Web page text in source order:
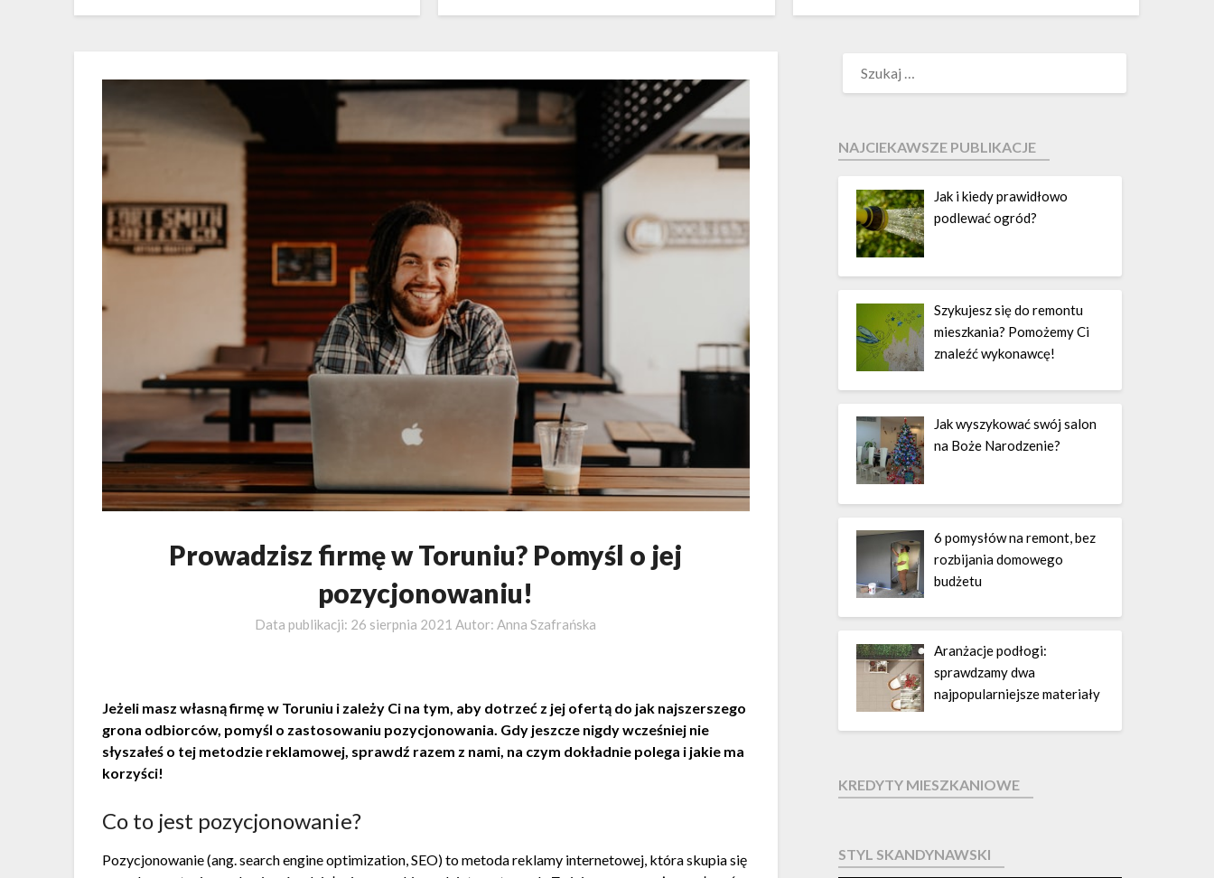
Prowadzisz firmę w Toruniu? Pomyśl o jej
pozycjonowaniu!
Data publikacji: 26 sierpnia 2021 Autor:Anna Szafrańska
Jeżeli masz własną firmę w Toruniu i zależy Ci na tym, aby dotrzeć z jej ofertą do jak najszerszego
grona odbiorców, pomyśl o zastosowaniu pozycjonowania. Gdy jeszcze nigdy wcześniej nie
słyszałeś o tej metodzie reklamowej, sprawdź razem z nami, na czym dokładnie polega i jakie ma
korzyści!
Co to jest pozycjonowanie?
Pozycjonowanie (ang. search engine optimization, SEO) to metoda reklamy internetowej, która skupia się
NAJCIEKAWSZE PUBLIKACJE
Jak i kiedy prawidłowo
podlewać ogród?
Szykujesz się do remontu
mieszkania? Pomożemy Ci
znaleźć wykonawcę!
Jak wyszykować swój salon
na Boże Narodzenie?
6 pomysłów na remont, bez
rozbijania domowego
budżetu
Aranżacje podłogi:
sprawdzamy dwa
najpopularniejsze materiały
KREDYTY MIESZKANIOWE
STYL SKANDYNAWSKI